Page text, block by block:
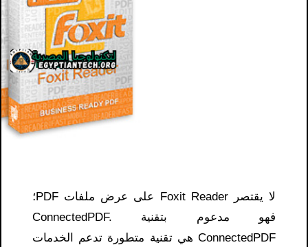
لا يقتصر Foxit Reader على عرض ملفات PDF؛
فهو مدعوم بتقنية ConnectedPDF.
ConnectedPDF هي تقنية متطورة تدعم الخدمات